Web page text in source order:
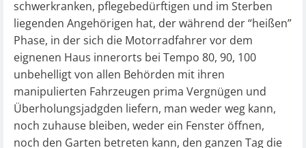
schwerkranken, pflegebedürftigen und im Sterben
liegenden Angehörigen hat, der während der “heißen”
Phase, in der sich die Motorradfahrer vor dem
eignenen Haus innerorts bei Tempo 80, 90, 100
unbehelligt von allen Behörden mit ihren
manipulierten Fahrzeugen prima Vergnügen und
Überholungsjadgden liefern, man weder weg kann,
noch zuhause bleiben, weder ein Fenster öffnen,
noch den Garten betreten kann, den ganzen Tag die